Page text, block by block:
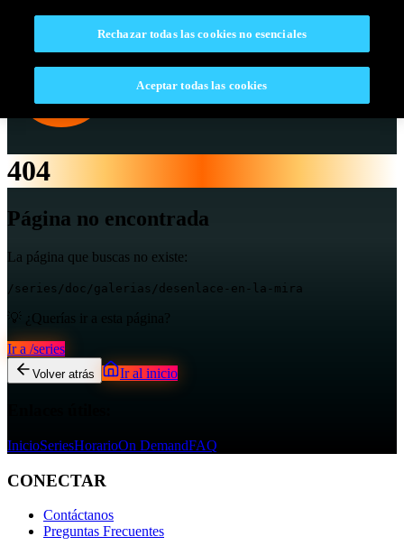
404
Página no encontrada
La página que buscas no existe:
/series/doc/galerias/desenlace-en-la-mira
💡 ¿Querías ir a esta página?
Ir a /series
Volver atrás Ir al inicio
InicioSeriesHorarioOn DemandFAQ
CONECTAR
Contáctanos
Preguntas Frecuentes
Rechazar todas las cookies no esenciales
Aceptar todas las cookies